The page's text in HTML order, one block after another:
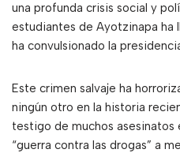
una profunda crisis social y
estudiantes de Ayotzinapa ha
ha convulsionado la
Este crimen salvaje ha
ningún otro en la historia
testigo de muchos asesinatos
“guerra contra las drogas” a